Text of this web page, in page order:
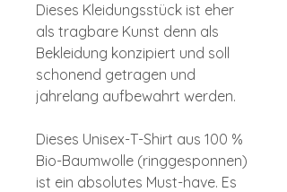
Dieses Kleidungsstück ist eher
als tragbare Kunst denn als
Bekleidung konzipiert und soll
schonend getragen und
jahrelang aufbewahrt werden.
Dieses Unisex-T-Shirt aus 100 %
Bio-Baumwolle (ringgesponnen)
ist ein absolutes Must-have. Es